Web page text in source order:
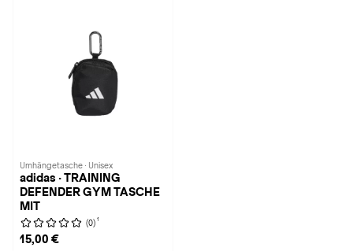
Umhängetasche · Unisex
adidas · TRAINING
DEFENDER GYM TASCHE
MIT
(0) 1
15,00 €